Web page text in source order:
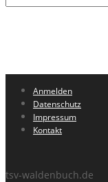
Anmelden
Datenschutz
Impressum
Kontakt
tsv-waldenbuch.de